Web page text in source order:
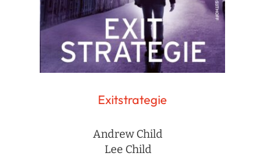
Exitstrategie
Andrew Child
Lee Child